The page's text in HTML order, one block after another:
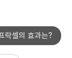
락셀의 효과는?